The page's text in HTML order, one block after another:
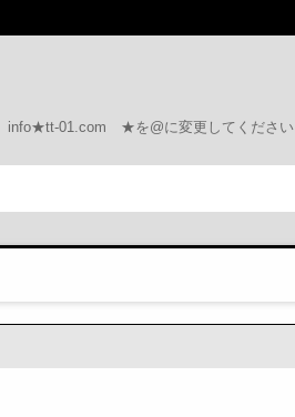
info★tt-01.com ★を@に変更してください